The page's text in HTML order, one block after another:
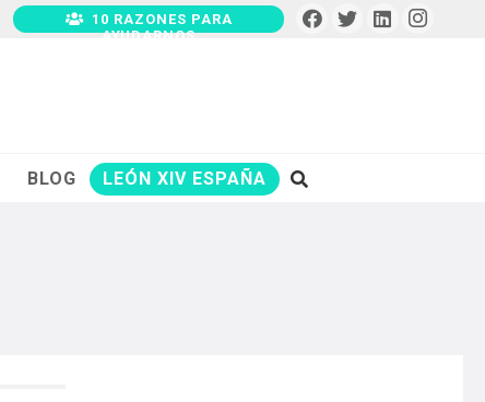
10 RAZONES PARA
AYUDARNOS
BLOG LEÓN XIV ESPAÑA